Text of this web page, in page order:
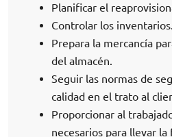
Planificar el
Controlar los inventarios.
Prepara la mercancía
del almacén.
Seguir las normas de
calidad en el trato al
Proporcionar al
necesarios para llevar